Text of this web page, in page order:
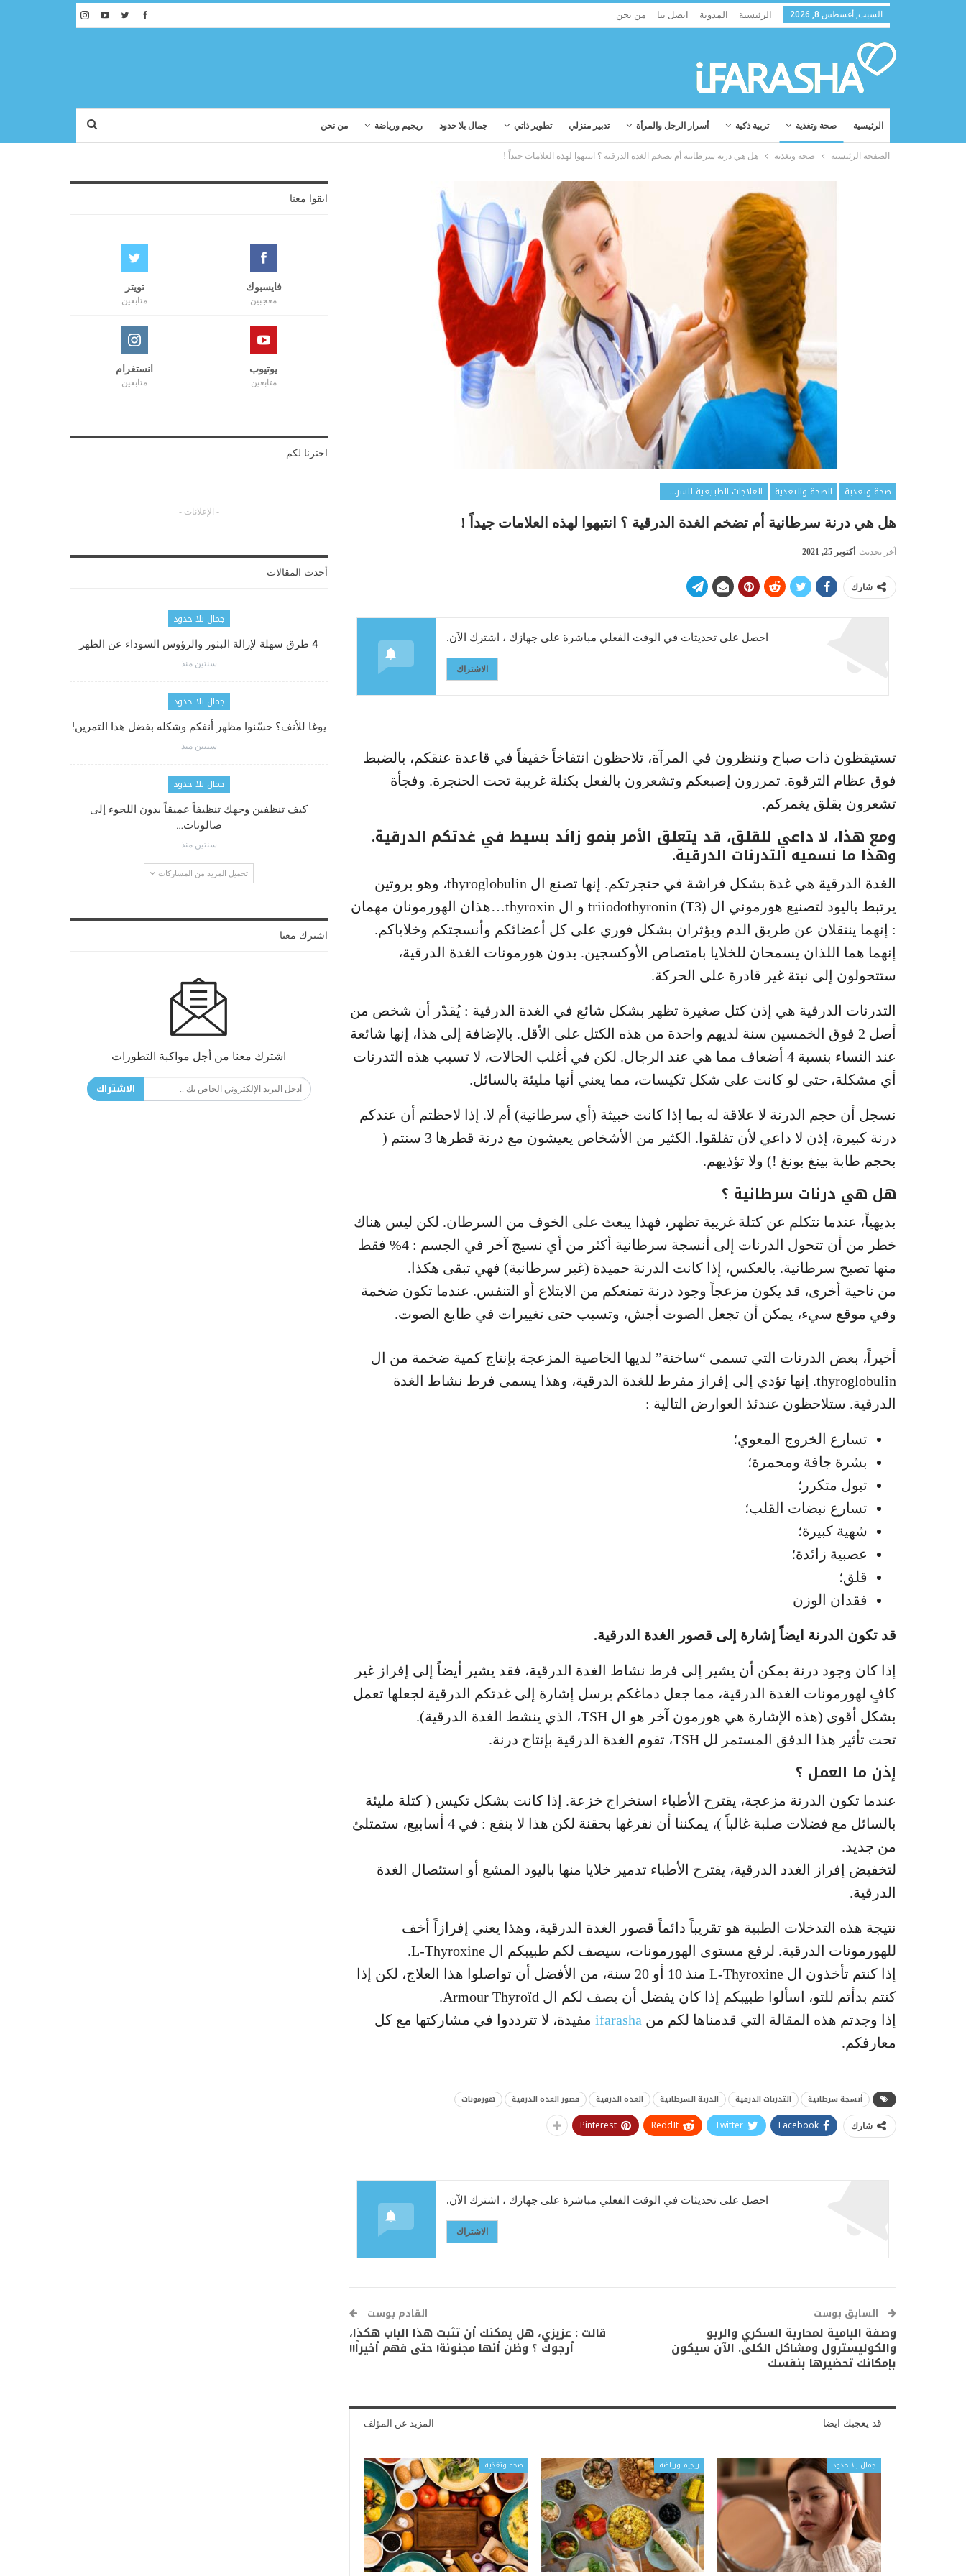
السبت, أغسطس 8, 2026 الرئيسية المدونة اتصل بنا من نحن
الرئيسية صحة وتغذية تربية ذكية أسرار الرجل والمرأة تدبير منزلي تطوير ذاتي جمال بلا حدود ريجيم ورياضة من نحن
الصفحة الرئيسية صحة وتغذية هل هي درنة سرطانية أم تضخم الغدة الدرقية ؟ انتبهوا لهذه العلامات جيداً !
صحة وتغذية الصحة والتغذية
العلاجات الطبيعية للسرطان
هل هي درنة سرطانية أم تضخم الغدة الدرقية ؟ انتبهوا لهذه العلامات جيداً !
آخر تحديث أكتوبر 25, 2021
شارك
احصل على تحديثات في الوقت الفعلي مباشرة على جهازك ، اشترك الآن.
الاشتراك
تستيقظون ذات صباح وتنظرون في المرآة، تلاحظون انتفاخاً خفيفاً في قاعدة عنقكم، بالضبط
فوق عظام الترقوة. تمررون إصبعكم وتشعرون بالفعل بكتلة غريبة تحت الحنجرة. وفجأة
تشعرون بقلق يغمركم.
ومع هذا، لا داعي للقلق، قد يتعلق الأمر بنمو زائد بسيط في غدتكم الدرقية.
وهذا ما نسميه التدرنات الدرقية.
الغدة الدرقية هي غدة بشكل فراشة في حنجرتكم. إنها تصنع ال thyroglobulin، وهو بروتين
يرتبط باليود لتصنيع هورموني ال triiodothyronin (T3) و ال thyroxin…هذان الهورمونان مهمان
: إنهما ينتقلان عن طريق الدم ويؤثران بشكل فوري على كل أعضائكم وأنسجتكم وخلاياكم.
إنهما هما اللذان يسمحان للخلايا بامتصاص الأوكسجين. بدون هورمونات الغدة الدرقية،
ستتحولون إلى نبتة غير قادرة على الحركة.
التدرنات الدرقية هي إذن كتل صغيرة تظهر بشكل شائع في الغدة الدرقية : يُقدّر أن شخص من
أصل 2 فوق الخمسين سنة لديهم واحدة من هذه الكتل على الأقل. بالإضافة إلى هذا، إنها شائعة
عند النساء بنسبة 4 أضعاف مما هي عند الرجال. لكن في أغلب الحالات، لا تسبب هذه التدرنات
أي مشكلة، حتى لو كانت على شكل تكيسات، مما يعني أنها مليئة بالسائل.
نسجل أن حجم الدرنة لا علاقة له بما إذا كانت خبيثة (أي سرطانية) أم لا. إذا لاحظتم أن عندكم
درنة كبيرة، إذن لا داعي لأن تقلقوا. الكثير من الأشخاص يعيشون مع درنة قطرها 3 سنتم (
بحجم طابة بينغ بونغ !) ولا تؤذيهم.
هل هي درنات سرطانية ؟
بديهياً، عندما نتكلم عن كتلة غريبة تظهر، فهذا يبعث على الخوف من السرطان. لكن ليس هناك
خطر من أن تتحول الدرنات إلى أنسجة سرطانية أكثر من أي نسيج آخر في الجسم : 4% فقط
منها تصبح سرطانية. بالعكس، إذا كانت الدرنة حميدة (غير سرطانية) فهي تبقى هكذا.
من ناحية أخرى، قد يكون مزعجاً وجود درنة تمنعكم من الابتلاع أو التنفس. عندما تكون ضخمة
وفي موقع سيء، يمكن أن تجعل الصوت أجش، وتسبب حتى تغييرات في طابع الصوت.
أخيراً، بعض الدرنات التي تسمى “ساخنة” لديها الخاصية المزعجة بإنتاج كمية ضخمة من ال
thyroglobulin. إنها تؤدي إلى إفراز مفرط للغدة الدرقية، وهذا يسمى فرط نشاط الغدة
الدرقية. ستلاحظون عندئذ العوارض التالية :
تسارع الخروج المعوي؛
بشرة جافة ومحمرة؛
تبول متكرر؛
تسارع نبضات القلب؛
شهية كبيرة؛
عصبية زائدة؛
قلق؛
فقدان الوزن
قد تكون الدرنة ايضاً إشارة إلى قصور الغدة الدرقية.
إذا كان وجود درنة يمكن أن يشير إلى فرط نشاط الغدة الدرقية، فقد يشير أيضاً إلى إفراز غير
كافٍ لهورمونات الغدة الدرقية، مما جعل دماغكم يرسل إشارة إلى غدتكم الدرقية لجعلها تعمل
بشكل أقوى (هذه الإشارة هي هورمون آخر هو ال TSH، الذي ينشط الغدة الدرقية).
تحت تأثير هذا الدفق المستمر لل TSH، تقوم الغدة الدرقية بإنتاج درنة.
إذن ما العمل ؟
عندما تكون الدرنة مزعجة، يقترح الأطباء استخراج خزعة. إذا كانت بشكل تكيس ( كتلة مليئة
بالسائل مع فضلات صلبة غالباً )، يمكننا أن نفرغها بحقنة لكن هذا لا ينفع : في 4 أسابيع، ستمتلئ
من جديد.
لتخفيض إفراز الغدد الدرقية، يقترح الأطباء تدمير خلايا منها باليود المشع أو استئصال الغدة
الدرقية.
نتيجة هذه التدخلات الطبية هو تقريباً دائماً قصور الغدة الدرقية، وهذا يعني إفرازاً أخف
للهورمونات الدرقية. لرفع مستوى الهورمونات، سيصف لكم طبيبكم ال L-Thyroxine.
إذا كنتم تأخذون ال L-Thyroxine منذ 10 أو 20 سنة، من الأفضل أن تواصلوا هذا العلاج، لكن إذا
كنتم بدأتم للتو، اسألوا طبيبكم إذا كان يفضل أن يصف لكم ال Armour Thyroïd.
إذا وجدتم هذه المقالة التي قدمناها لكم من ifarasha مفيدة، لا تترددوا في مشاركتها مع كل
معارفكم.
أنسجة سرطانية التدرنات الدرقية الدرنة السرطانية الغدة الدرقية قصور الغدة الدرقية هورمونات
شارك Facebook
Twitter
ReddIt
Pinterest
احصل على تحديثات في الوقت الفعلي مباشرة على جهازك ، اشترك الآن.
الاشتراك
السابق بوست
وصفة البامية لمحاربة السكري والربو
والكوليسترول ومشاكل الكلى. الآن سيكون
بإمكانك تحضيرها بنفسك
القادم بوست
قالت : عزيزي، هل يمكنك أن تثبت هذا الباب هكذا،
أرجوك ؟ وظن أنها مجنونة! حتى فهم أخيراً!!
قد يعجبك ايضا المزيد عن المؤلف
جمال بلا حدود ريجيم ورياضة صحة وتغذية
ابقوا معنا
فايسبوك
معجبين
تويتر
متابعين
يوتيوب
متابعين
انستغرام
متابعين
اخترنا لكم
- الإعلانات -
أحدث المقالات
جمال بلا حدود
4 طرق سهلة لإزالة البثور والرؤوس السوداء عن الظهر
سنتين منذ
جمال بلا حدود
يوغا للأنف؟ حسّنوا مظهر أنفكم وشكله بفضل هذا التمرين!
سنتين منذ
جمال بلا حدود
كيف تنظفين وجهك تنظيفاً عميقاً بدون اللجوء إلى
صالونات…
سنتين منذ
تحميل المزيد من المشاركات
اشترك معنا
اشترك معنا من أجل مواكبة التطورات
الاشتراك